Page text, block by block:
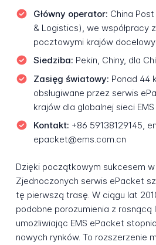
Główny operator: China
& Logistics), we współpracy
pocztowymi krajów
Siedziba: Pekin, Chiny, dla
Zasięg światowy: Ponad 44
obsługiwane przez serwis
krajów dla globalnej sieci EMS
Kontakt: +86 59138129145,
epacket@ems.com.cn
Dzięki początkowym sukcesem
Zjednoczonych serwis ePacket
tę pierwszą trasę. W ciągu lat
podobne porozumienia z rosnącą
umożliwiając EMS ePacket
nowych rynków. To rozszerzenie